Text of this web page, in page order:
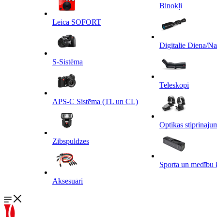
Leica SOFORT
S-Sistēma
APS-C Sistēma (TL un CL)
Zibspuldzes
Aksesuāri
Binokļi
Digitalie Diena/
Teleskopi
Optikas
Sporta un medību